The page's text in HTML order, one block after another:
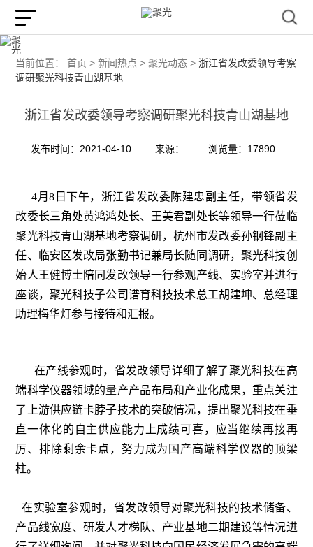
当前位置： 首页 > 新闻热点 > 聚光动态 > 浙江省发改委领导考察
调研聚光科技青山湖基地
浙江省发改委领导考察调研聚光科技青山湖基地
发布时间：2021-04-10 来源： 浏览量：17890
4月8日下午，浙江省发改委陈建忠副主任，带领省发
改委长三角处黄鸿鸿处长、王美君副处长等领导一行莅临
聚光科技青山湖基地考察调研，杭州市发改委孙钢锋副主
任、临安区发改局张勤书记兼局长随同调研，聚光科技创
始人王健博士陪同发改领导一行参观产线、实验室并进行
座谈，聚光科技子公司谱育科技技术总工胡建坤、总经理
助理梅华灯参与接待和汇报。
在产线参观时，省发改领导详细了解了聚光科技在高
端科学仪器领域的量产产品布局和产业化成果，重点关注
了上游供应链卡脖子技术的突破情况，提出聚光科技在垂
直一体化的自主供应能力上成绩可喜，应当继续再接再
厉、排除剩余卡点，努力成为国产高端科学仪器的顶梁
柱。
在实验室参观时，省发改领导对聚光科技的技术储备、
产品线宽度、研发人才梯队、产业基地二期建设等情况进